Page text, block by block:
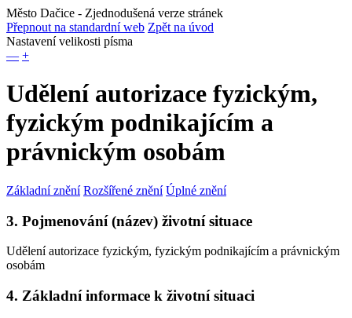
Město Dačice - Zjednodušená verze stránek
Přepnout na standardní web Zpět na úvod
Nastavení velikosti písma
— +
Udělení autorizace fyzickým,
fyzickým podnikajícím a
právnickým osobám
Základní znění Rozšířené znění Úplné znění
3. Pojmenování (název) životní situace
Udělení autorizace fyzickým, fyzickým podnikajícím a právnickým
osobám
4. Základní informace k životní situaci